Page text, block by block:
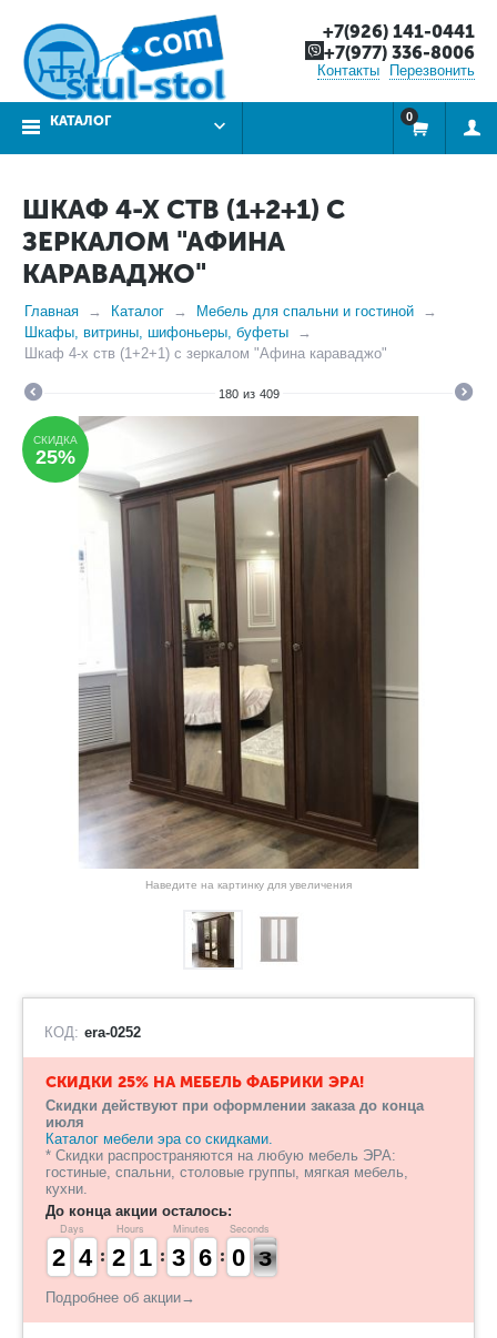
+7(926) 141-0441
+7(977) 336-8006
Контакты Перезвонить
КАТАЛОГ 0
ШКАФ 4-Х СТВ (1+2+1) С
ЗЕРКАЛОМ "АФИНА
КАРАВАДЖО"
Главная Каталог
Мебель для спальни и гостиной
Шкафы, витрины, шифоньеры, буфеты
Шкаф 4-х ств (1+2+1) с зеркалом "Афина караваджо"
180 из 409
СКИДКА
25%
Наведите на картинку для увеличения
КОД: era-0252
СКИДКИ 25% НА МЕБЕЛЬ ФАБРИКИ ЭРА!
Скидки действуют при оформлении заказа до конца
июля
Каталог мебели эра со скидками.
* Скидки распространяются на любую мебель ЭРА:
гостиные, спальни, столовые группы, мягкая мебель,
кухни.
До конца акции осталось:
Days
1
1
2
2 3
3
4
4
Hours
1
1
2
2 1
1
1
1
Minutes
2
2
3
3 5
5
6
6
Seconds
1
0
0 2
2
1
Подробнее об акции→